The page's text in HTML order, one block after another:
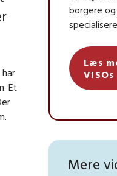
Et
borgere
Læs
Mere